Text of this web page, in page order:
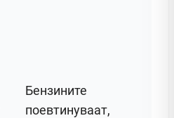
Бензините
поевтинуваат,